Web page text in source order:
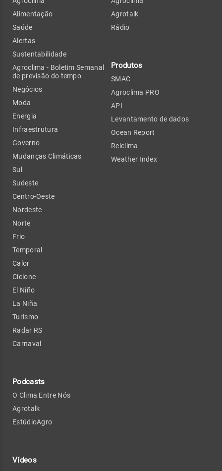
Alimentação
Saúde
Alertas
Sustentabilidade
Agroclima - Boletim Semanal
de previsão do tempo
Negócios
Moda
Energia
Infraestrutura
Governo
Mudanças Climáticas
Sul
Sudeste
Centro-Oeste
Nordeste
Norte
Frio
Temporal
Calor
Ciclone
El Niño
La Niña
Turismo
Radar RS
Carnaval
Podcasts
O Clima Entre Nós
Agrotalk
EstúdioAgro
Vídeos
Agrotalk
Rádio
Produtos
SMAC
Agroclima PRO
API
Levantamento de dados
Ocean Report
Relclima
Weather Index